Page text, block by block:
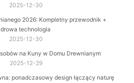
2025-12-30
2026: Kompletny przewodnik +
technologia
2025-12-30
na Kuny w Domu Drewnianym
2025-12-29
ponadczasowy design łączący naturę